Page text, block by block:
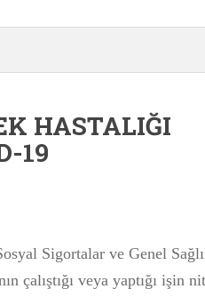
HASTALIĞI
19
Sigortalar ve Genel
çalıştığı veya yaptığı işin